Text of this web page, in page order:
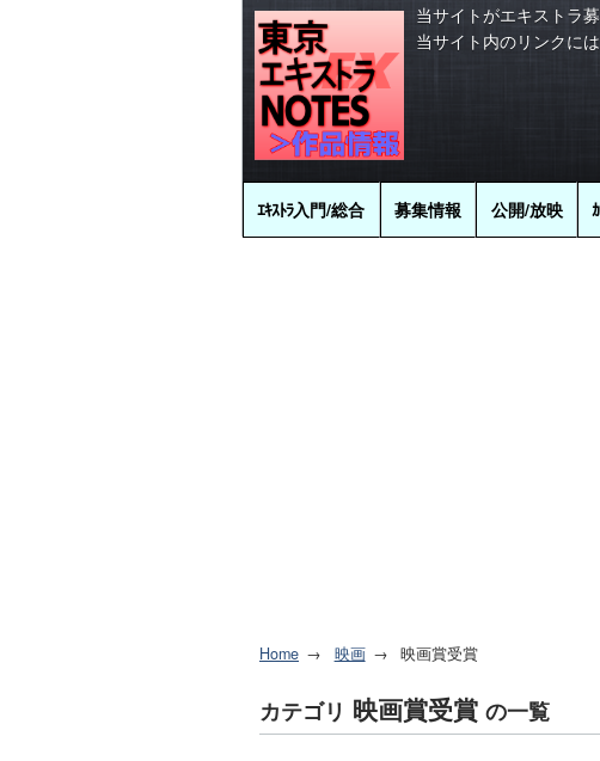
当サイトがエキストラ
当サイト内のリンクに
ｴｷｽﾄﾗ入門/総合 募集情報 公開/放映
Home 映画 映画賞受賞
カテゴリ 映画賞受賞 の一覧